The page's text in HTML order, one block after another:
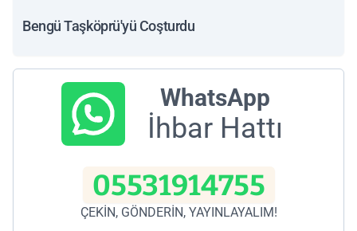
Bengü Taşköprü'yü Coşturdu
WhatsApp
İhbar Hattı
05531914755
ÇEKİN, GÖNDERİN, YAYINLAYALIM!